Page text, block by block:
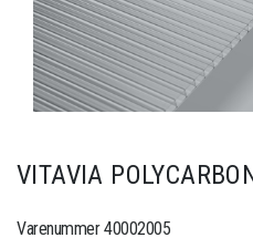
VITAVIA
Varenummer 40002005